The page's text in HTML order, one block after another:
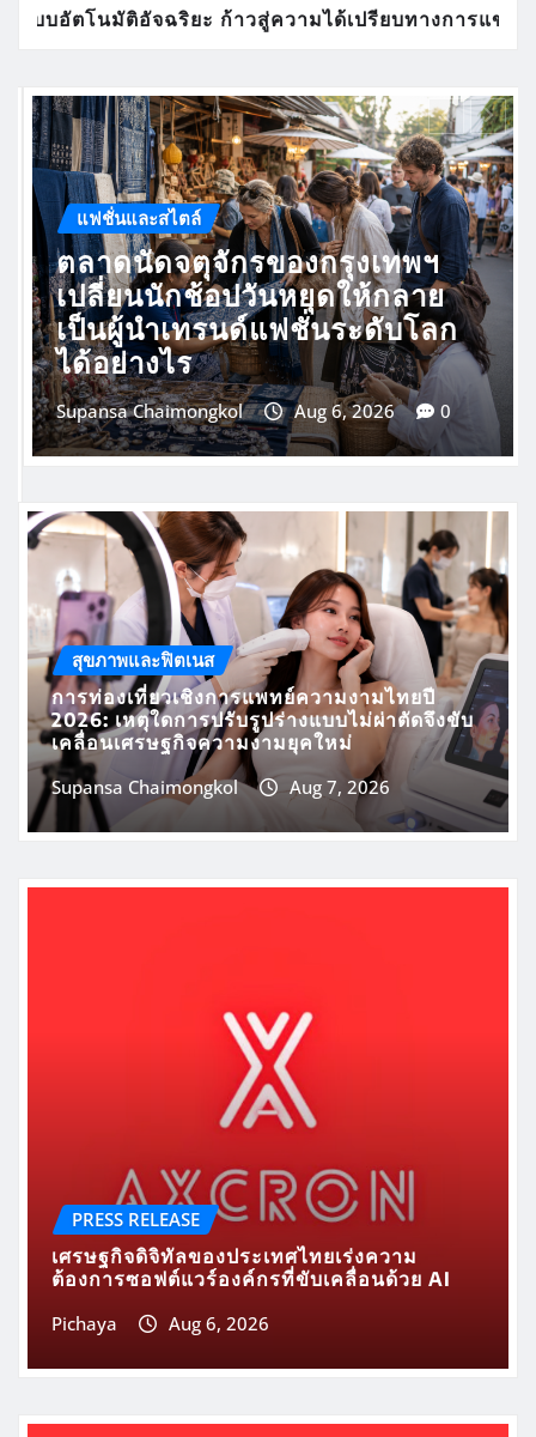
างการแข่งขันขององค์กรไทย ตลาดนัดจตุจักร
งเทพฯ
ห้กลาย
ะดับโลก
2026 0
PRESS RELEASE
จากหน้าจอเดียวสู่ระบบ
ร่วมกันแบบครบวงจร
Leaderhub นำประสบ
ระดับโลก ขับเคลื่อนกา
สู่ดิจิทัลในไทย
Pichaya Aug 6, 2026 0
สุขภาพและฟิตเนส
การท่องเที่ยวเชิงการแพทย์ความงามไทยปี
2026: เหตุใดการปรับรูปร่างแบบไม่ผ่าตัดจึงขับ
เคลื่อนเศรษฐกิจความงามยุคใหม่
Supansa Chaimongkol
Aug 7, 2026
PRESS RELEASE
เศรษฐกิจดิจิทัลของประเทศไทยเร่งความ
ต้องการซอฟต์แวร์องค์กรที่ขับเคลื่อนด้วย AI